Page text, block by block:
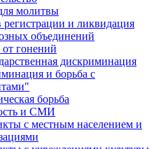
молитвы
регистрации и ликвидация
объединений
гонений
дискриминация
и борьба с
борьба
и СМИ
с местным населением и